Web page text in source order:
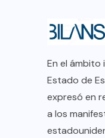
En el ámbito
Estado de
expresó en
a los